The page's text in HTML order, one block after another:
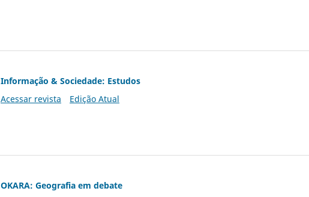
Informação & Sociedade: Estudos
Acessar revista
Edição Atual
OKARA: Geografia em debate